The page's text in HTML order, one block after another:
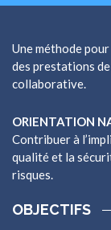
Une méthode
des prestations
collaborative.
ORIENTATION
Contribuer à
qualité et la
risques.
OBJECTIFS